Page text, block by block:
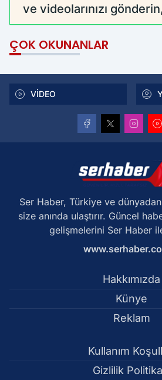
ve videolarınızı
ÇOK OKUNANLAR
VİDEO
Ser Haber, Türkiye ve
size anında ulaştırır. Güncel
gelişmelerini Ser Haber
Hakkımızda
Künye
Reklam
Kullanım
Gizlilik